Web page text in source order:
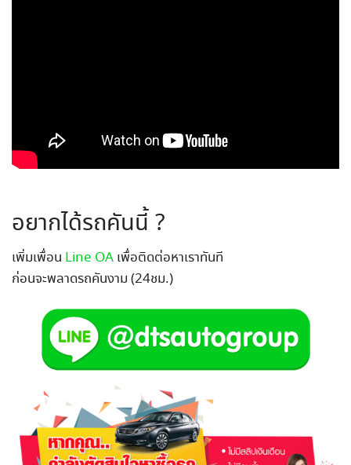
อยากได้รถคันนี้ ?
เพิ่มเพื่อน Line OA เพื่อติดต่อหาเราทันที
ก่อนจะพลาดรถคันงาม (24ชม.)